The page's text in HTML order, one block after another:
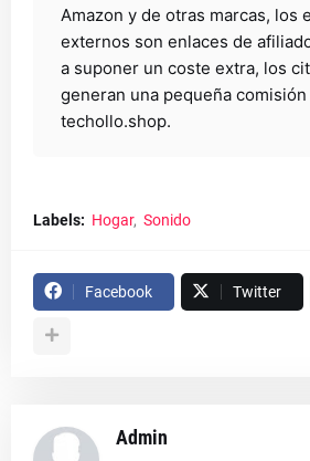
Amazon y de otras marcas, los
externos son enlaces de
a suponer un coste extra, los
generan una pequeña comisión
techollo.shop.
Labels: Hogar Sonido
Facebook Twitter
Admin